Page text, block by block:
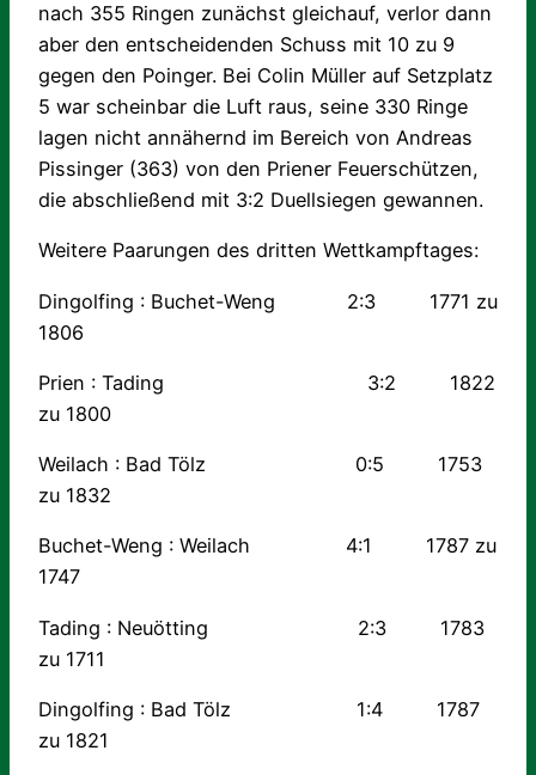
nach 355 Ringen zunächst gleichauf, verlor dann
aber den entscheidenden Schuss mit 10 zu 9
gegen den Poinger. Bei Colin Müller auf Setzplatz
5 war scheinbar die Luft raus, seine 330 Ringe
lagen nicht annähernd im Bereich von Andreas
Pissinger (363) von den Priener Feuerschützen,
die abschließend mit 3:2 Duellsiegen gewannen.
Weitere Paarungen des dritten Wettkampftages:
Dingolfing : Buchet-Weng 2:3 1771 zu
1806
Prien : Tading 3:2 1822
zu 1800
Weilach : Bad Tölz 0:5 1753
zu 1832
Buchet-Weng : Weilach 4:1 1787 zu
1747
Tading : Neuötting 2:3 1783
zu 1711
Dingolfing : Bad Tölz 1:4 1787
zu 1821